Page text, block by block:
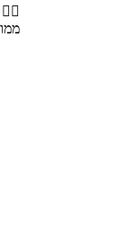
 